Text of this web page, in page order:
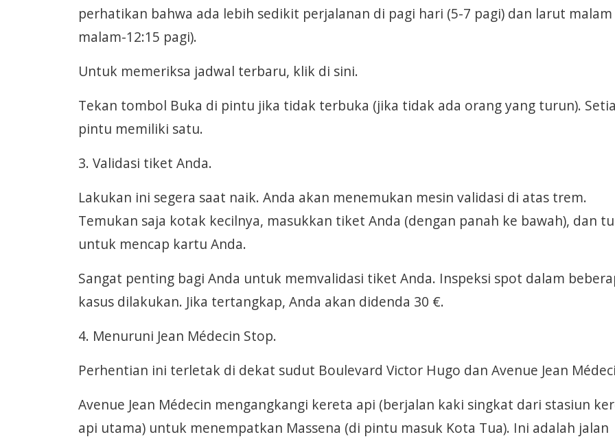
perhatikan bahwa ada lebih sedikit perjalanan di pagi hari (5-7 pagi) dan larut malam
malam-12:15 pagi).
Untuk memeriksa jadwal terbaru, klik di sini.
Tekan tombol Buka di pintu jika tidak terbuka (jika tidak ada orang yang turun).
pintu memiliki satu.
3. Validasi tiket Anda.
Lakukan ini segera saat naik. Anda akan menemukan mesin validasi di atas trem.
Temukan saja kotak kecilnya, masukkan tiket Anda (dengan panah ke bawah), dan
untuk mencap kartu Anda.
Sangat penting bagi Anda untuk memvalidasi tiket Anda. Inspeksi spot dalam
kasus dilakukan. Jika tertangkap, Anda akan didenda 30 €.
4. Menuruni Jean Médecin Stop.
Perhentian ini terletak di dekat sudut Boulevard Victor Hugo dan Avenue Jean
Avenue Jean Médecin mengangkangi kereta api (berjalan kaki singkat dari stasiun
api utama) untuk menempatkan Massena (di pintu masuk Kota Tua). Ini adalah jalan